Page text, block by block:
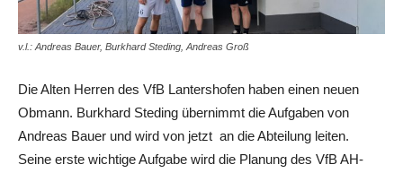
v.l.: Andreas Bauer, Burkhard Steding, Andreas Groß
Die Alten Herren des VfB Lantershofen haben einen neuen
Obmann. Burkhard Steding übernimmt die Aufgaben von
Andreas Bauer und wird von jetzt an die Abteilung leiten.
Seine erste wichtige Aufgabe wird die Planung des VfB AH-